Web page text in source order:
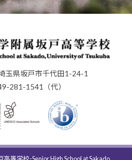
玉県坂戸市千代田1-24-1
281-1541（代）